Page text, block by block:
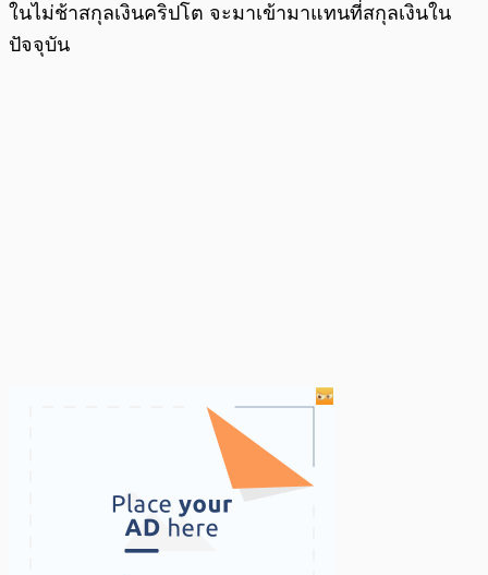
ในไม่ช้าสกุลเงินคริปโต จะมาเข้ามาแทนที่สกุลเงินใน
ปัจจุบัน